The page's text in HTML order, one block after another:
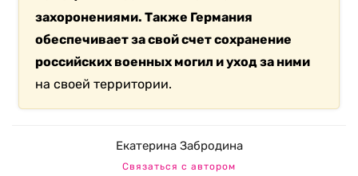
захоронениями. Также Германия
обеспечивает за свой счет сохранение
российских военных могил и уход за ними
на своей территории.
Екатерина Забродина
Связаться с автором